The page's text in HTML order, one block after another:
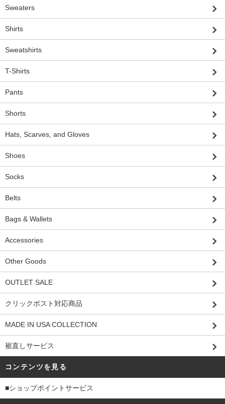
Sweaters
Shirts
Sweatshirts
T-Shirts
Pants
Shorts
Hats, Scarves, and Gloves
Shoes
Socks
Belts
Bags & Wallets
Accessories
Other Goods
OUTLET SALE
クリックポスト対応商品
MADE IN USA COLLECTION
裾直しサービス
コンテンツを見る
■ショップポイントサービス